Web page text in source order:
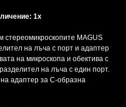
1х
MAGUS
на лъча с порт и адаптер
на микроскопа и обектива с
на лъча с един порт.
адаптер за С-образна